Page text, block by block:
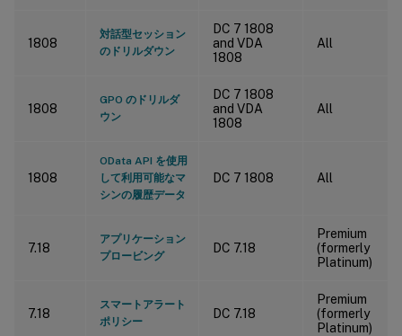
1808
対話型セッション
のドリルダウン
DC 7 1808
and VDA
1808
All
1808
GPO のドリルダ
ウン
DC 7 1808
and VDA
1808
All
1808
OData API を使用
して利用可能なマ
シンの履歴データ
DC 7 1808 All
7.18
アプリケーション
プロービング
DC 7.18
Premium
(formerly
Platinum)
7.18
スマートアラート
ポリシー
DC 7.18
Premium
(formerly
Platinum)